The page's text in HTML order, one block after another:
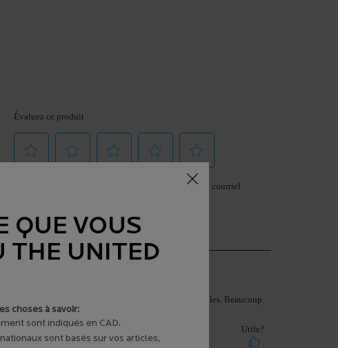
QUE VOUS
THE UNITED
choses à savoir:
sont indiqués en CAD.
sont basés sur vos articles,